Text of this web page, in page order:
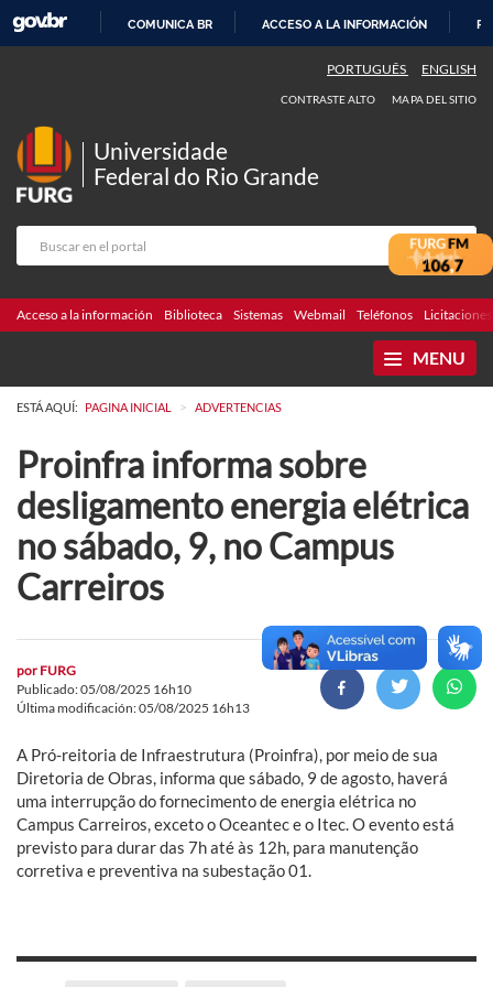
CONTENIDO
COMUNICA BR ACCESO A LA INFORMACIÓN
PORTUGUÊS ENGLISH
CONTRASTE ALTO MAPA DEL SITIO
Universidade
Federal do Rio Grande
Acceso a la información Biblioteca Sistemas Webmail Teléfonos Licitaciones
MENU
ESTÁ AQUÍ: PAGINA INICIAL > ADVERTENCIAS
Proinfra informa sobre
desligamento energia elétrica
no sábado, 9, no Campus
Carreiros
por FURG
Publicado: 05/08/2025 16h10
Última modificación: 05/08/2025 16h13
A Pró-reitoria de Infraestrutura (Proinfra), por meio de sua
Diretoria de Obras, informa que sábado, 9 de agosto, haverá
uma interrupção do fornecimento de energia elétrica no
Campus Carreiros, exceto o Oceantec e o Itec. O evento está
previsto para durar das 7h até às 12h, para manutenção
corretiva e preventiva na subestação 01.